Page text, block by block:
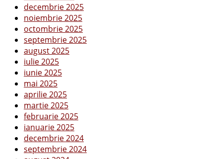
decembrie 2025
noiembrie 2025
octombrie 2025
septembrie 2025
august 2025
iulie 2025
iunie 2025
mai 2025
aprilie 2025
martie 2025
februarie 2025
ianuarie 2025
decembrie 2024
septembrie 2024